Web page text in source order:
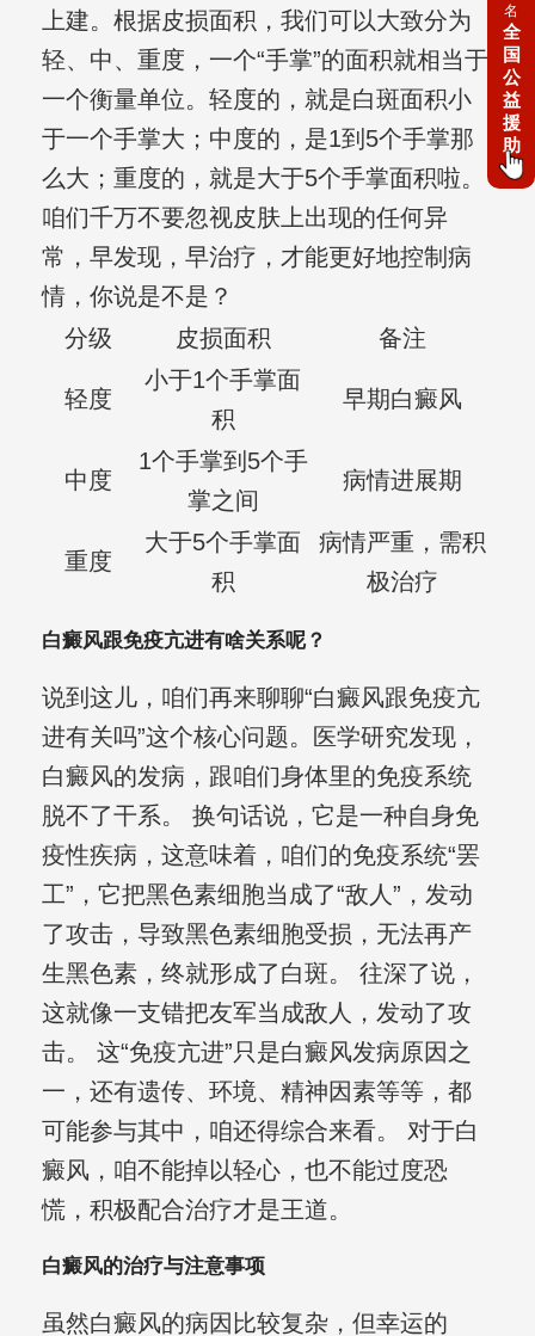
上建。根据皮损面积，我们可以大致分为
轻、中、重度，一个“手掌”的面积就相当于
一个衡量单位。轻度的，就是白斑面积小
于一个手掌大；中度的，是1到5个手掌那
么大；重度的，就是大于5个手掌面积啦。
咱们千万不要忽视皮肤上出现的任何异
常，早发现，早治疗，才能更好地控制病
情，你说是不是？
分级
皮损面积 备注
轻度
小于1个手掌面
积
早期白癜风
中度
1个手掌到5个手
掌之间
病情进展期
重度
大于5个手掌面
积
病情严重，需积
极治疗
白癜风跟免疫亢进有啥关系呢？
说到这儿，咱们再来聊聊“白癜风跟免疫亢
进有关吗”这个核心问题。医学研究发现，
白癜风的发病，跟咱们身体里的免疫系统
脱不了干系。 换句话说，它是一种自身免
疫性疾病，这意味着，咱们的免疫系统“罢
工”，它把黑色素细胞当成了“敌人”，发动
了攻击，导致黑色素细胞受损，无法再产
生黑色素，终就形成了白斑。 往深了说，
这就像一支错把友军当成敌人，发动了攻
击。 这“免疫亢进”只是白癜风发病原因之
一，还有遗传、环境、精神因素等等，都
可能参与其中，咱还得综合来看。 对于白
癜风，咱不能掉以轻心，也不能过度恐
慌，积极配合治疗才是王道。
白癜风的治疗与注意事项
虽然白癜风的病因比较复杂，但幸运的
名
全
国
公
益
援
助